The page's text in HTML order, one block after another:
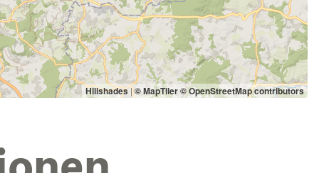
Hillshades|© MapTiler© OpenStreetMap contributors